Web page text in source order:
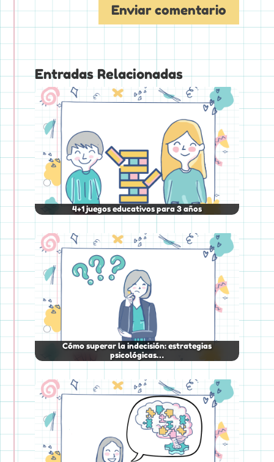
Entradas Relacionadas
4+1 juegos educativos para 3 años
Cómo superar la indecisión: estrategias
psicológicas…